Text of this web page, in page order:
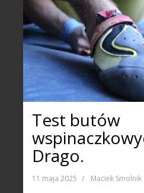
Test butów
Drago.
11 maja 2025 Maciek Smolnik